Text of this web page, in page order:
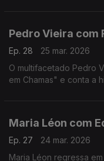
Pedro Vieira com
Ep. 28
25 mar. 2026
O multifacetado Pedro
em Chamas" e conta a
Maria Léon com
Ep. 27
24 mar. 2026
Maria Léon regressa